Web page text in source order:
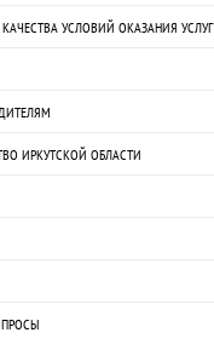
УСЛОВИЙ ОКАЗАНИЯ УСЛУГ
ИРКУТСКОЙ ОБЛАСТИ